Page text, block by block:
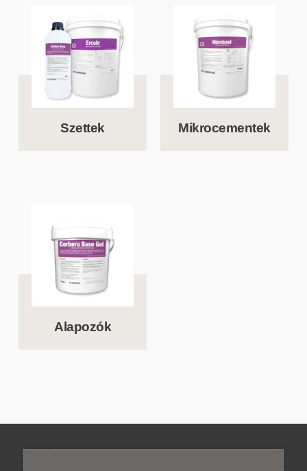
Szettek Mikrocementek
Alapozók